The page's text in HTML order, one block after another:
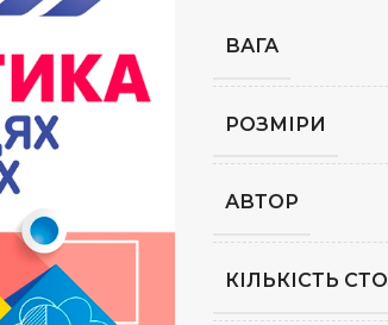
ВАГА
РОЗМІРИ
АВТОР
КІЛЬКІСТЬ